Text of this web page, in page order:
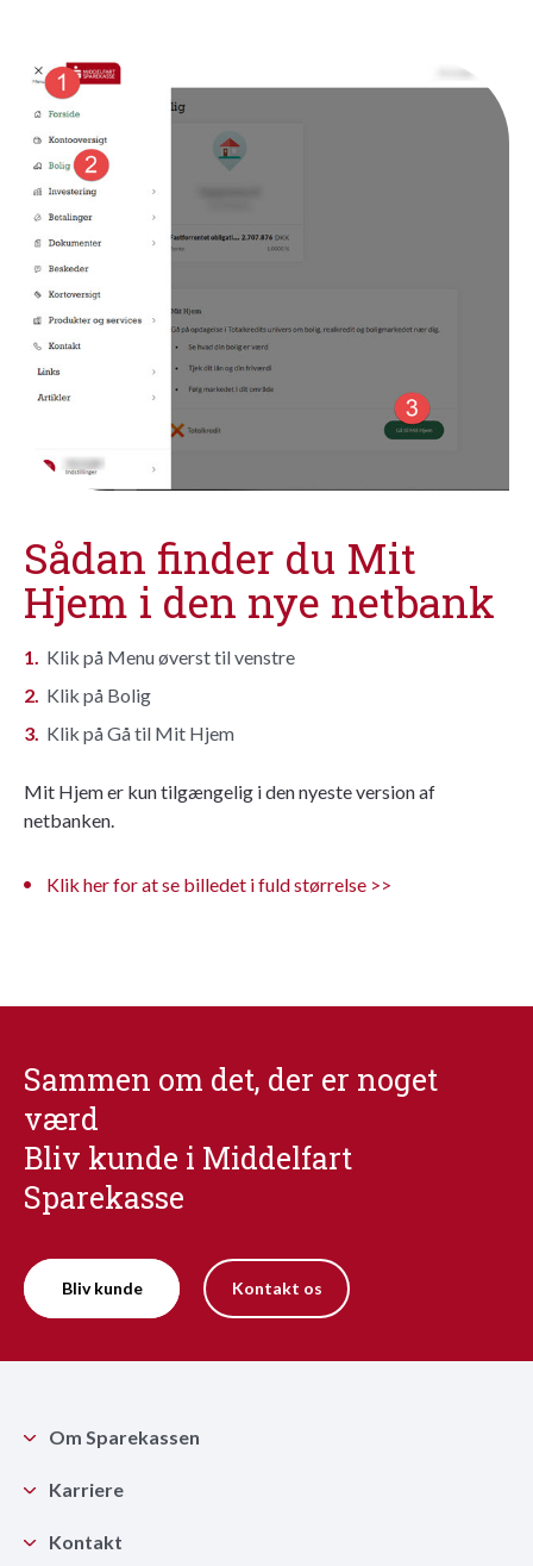
Sådan finder du Mit
Hjem i den nye netbank
Klik på Menu øverst til venstre
Klik på Bolig
Klik på Gå til Mit Hjem
Mit Hjem er kun tilgængelig i den nyeste version af
netbanken.
Klik her for at se billedet i fuld størrelse >>
Sammen om det, der er noget
værd
Bliv kunde i Middelfart
Sparekasse
Bliv kunde Kontakt os
Om Sparekassen
Karriere
Kontakt